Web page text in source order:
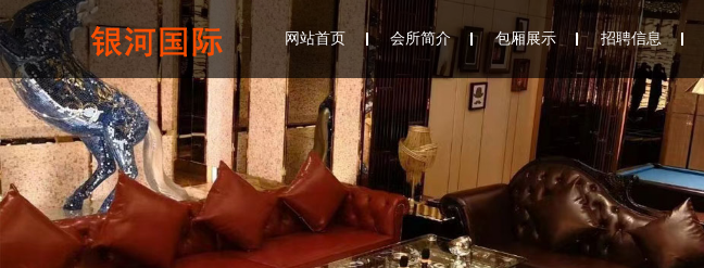
网站首页 会所简介 包厢展示 招聘信息